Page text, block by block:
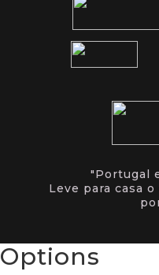
"Portugal
Leve para casa
Options